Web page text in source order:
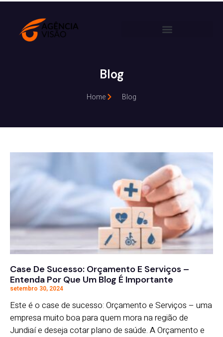
Blog
Home Blog
Case De Sucesso: Orçamento E Serviços –
Entenda Por Que Um Blog É Importante
setembro 30, 2024
Este é o case de sucesso: Orçamento e Serviços – uma
empresa muito boa para quem mora na região de
Jundiaí e deseja cotar plano de saúde. A Orçamento e